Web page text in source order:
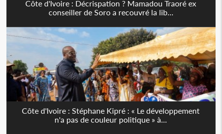
Côte d'Ivoire : Décrispation ? Mamadou Traoré ex
conseiller de Soro a recouvré la lib...
Côte d'Ivoire : Stéphane Kipré : « Le développement
n'a pas de couleur politique » à...